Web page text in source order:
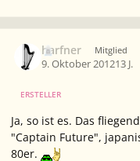
harfner Mitglied
9. Oktober 201213 J.
ERSTELLER
Ja, so ist es. Das
"Captain Future",
80er.